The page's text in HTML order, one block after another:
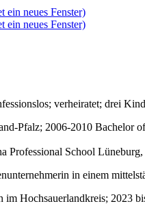
neues Fenster)
neues Fenster)
verheiratet; drei
Pfalz; 2006-2010 Bachelor
Professional School
in einem
Hochsauerlandkreis; 2023